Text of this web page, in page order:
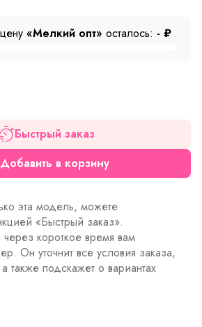
«Мелкий опт» осталось: - ₽
Быстрый заказ
Добавить в корзину
эта модель, можете
«Быстрый заказ».
короткое время вам
Он уточнит все условия заказа,
также подскажет о вариантах